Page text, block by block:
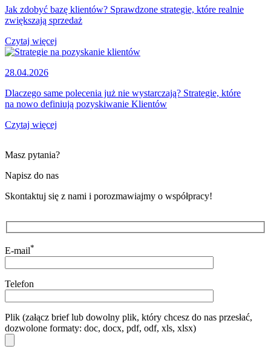
Jak zdobyć bazę klientów? Sprawdzone strategie, które realnie
zwiększają sprzedaż
Czytaj więcej
28.04.2026
Dlaczego same polecenia już nie wystarczają? Strategie, które
na nowo definiują pozyskiwanie Klientów
Czytaj więcej
Masz pytania?
Napisz do nas
Skontaktuj się z nami i porozmawiajmy o współpracy!
E-mail*
Telefon
Plik (załącz brief lub dowolny plik, który chcesz do nas przesłać,
dozwolone formaty: doc, docx, pdf, odf, xls, xlsx)